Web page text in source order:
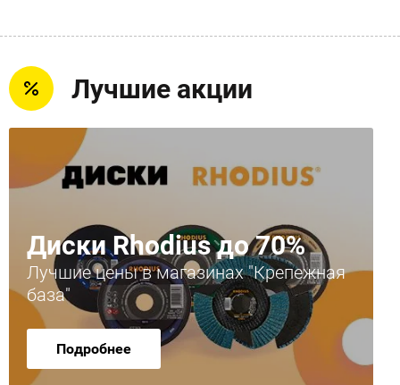
Лучшие акции
Диски Rhodius до 70%
Лучшие цены в магазинах "Крепежная
база"
Подробнее